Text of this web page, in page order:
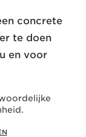
concrete
te doen
en voor